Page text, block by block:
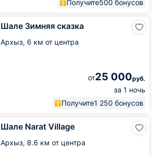
Получите500 бонусов
Шале Зимняя сказка
Архыз, 6 км от центра
от25 000руб.
за 1 ночь
Получите1 250 бонусов
Шале Narat Village
Архыз, 8.6 км от центра